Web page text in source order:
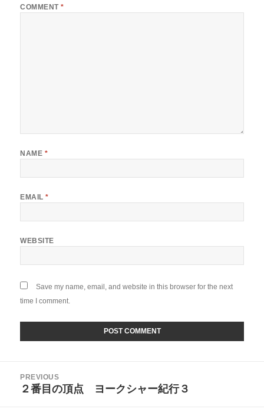
COMMENT*
NAME *
EMAIL*
WEBSITE
Save my name, email, and website in this browser for the next
time I comment.
navigation
PREVIOUS
Previous
２番目の頂点 ヨークシャー紀行３